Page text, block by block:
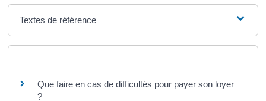
Textes de référence
Que faire en cas de difficultés pour payer son loyer
?